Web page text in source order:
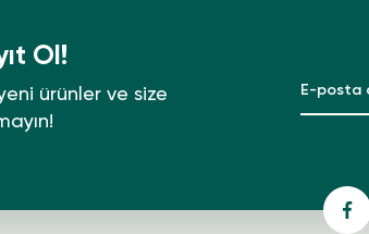
Ol!
ürünler ve size